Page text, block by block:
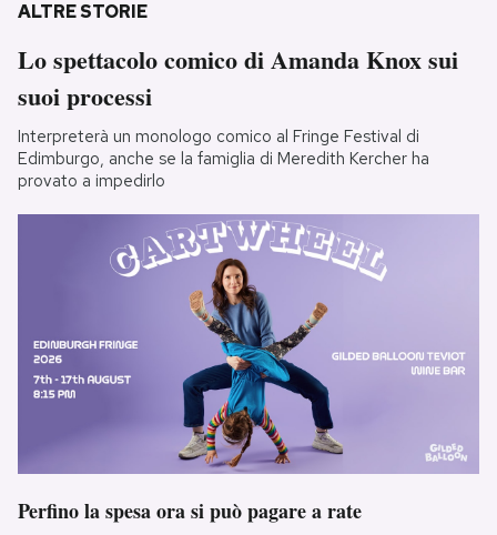
ALTRE STORIE
Lo spettacolo comico di Amanda Knox sui
suoi processi
Interpreterà un monologo comico al Fringe Festival di
Edimburgo, anche se la famiglia di Meredith Kercher ha
provato a impedirlo
Perfino la spesa ora si può pagare a rate